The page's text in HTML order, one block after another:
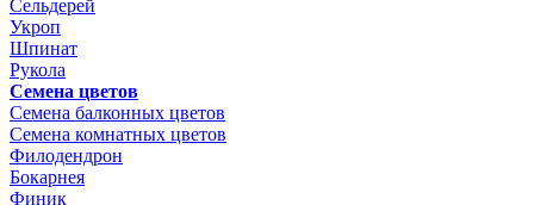
Сельдерей
Укроп
Шпинат
Рукола
Семена цветов
Семена балконных цветов
Семена комнатных цветов
Филодендрон
Бокарнея
Финик